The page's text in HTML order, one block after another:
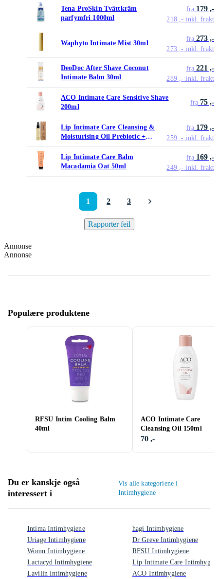
Tena ProSkin Tvättkräm
parfymfri 1000ml
fra 179 ,-
218 ,- inkl. frakt
Waphyto Intimate Mist 30ml
fra 273 ,-
273 ,- inkl. frakt
DeoDoc After Shave Coconut
Intimate Balm 30ml
fra 221 ,-
289 ,- inkl. frakt
ACO Intimate Care Sensitive Shave
200ml
fra 75 ,-
Lip Intimate Care Cleansing &
Moisturising Oil Prebiotic +
Postbiotic 75ml
fra 179 ,-
259 ,- inkl. frakt
Lip Intimate Care Balm
Macadamia Oat 50ml
fra 169 ,-
249 ,- inkl. frakt
1 2 3
Rapporter feil
Annonse
Annonse
Populære produktene
RFSU Intim Cooling Balm
40ml
ACO Intimate Care
Cleansing Oil 150ml
70 ,-
Du er kanskje også
interessert i
Vis alle kategoriene i
Intimhygiene
Intima Intimhygiene
Uriage Intimhygiene
Womn Intimhygiene
Lactacyd Intimhygiene
Lavilin Intimhygiene
hagi Intimhygiene
Dr Greve Intimhygiene
RFSU Intimhygiene
Lip Intimate Care
ACO Intimhygiene